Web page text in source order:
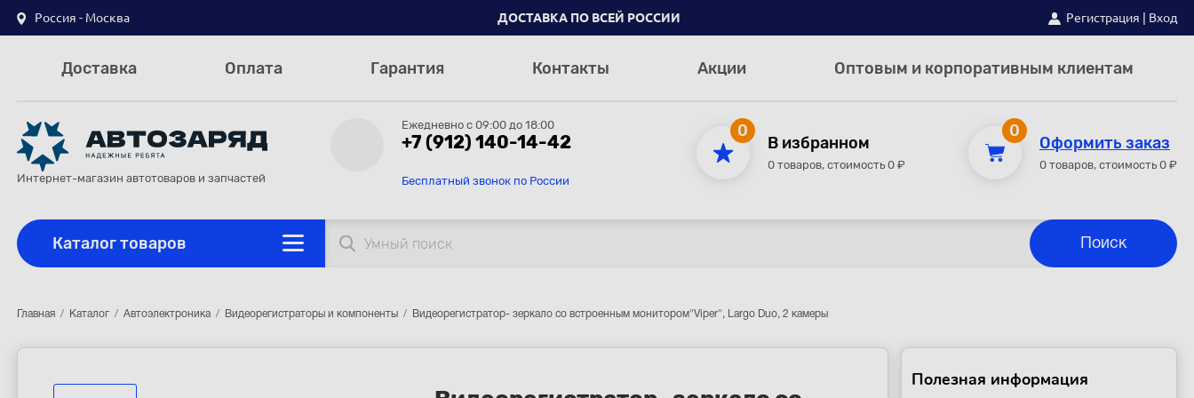
Россия - Москва ДОСТАВКА ПО ВСЕЙ РОССИИ Регистрация Вход
Доставка Оплата Гарантия Контакты Акции Оптовым и корпоративным клиентам
Интернет-магазин автотоваров и запчастей
Ежедневно с 09:00 до 18:00
+7 (912) 140-14-42
Бесплатный звонок по России
0
В избранном
0 товаров, стоимость 0 ₽
0
Оформить заказ
0 товаров, стоимость 0 ₽
Каталог товаров
Главная Каталог Автоэлектроника Видеорегистраторы и компоненты Видеорегистратор- зеркало со встроенным монитором"Viper", Largo Duo, 2 камеры
Полезная информация